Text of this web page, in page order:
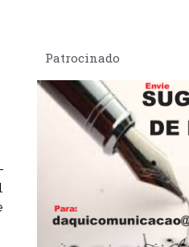
Patrocinado